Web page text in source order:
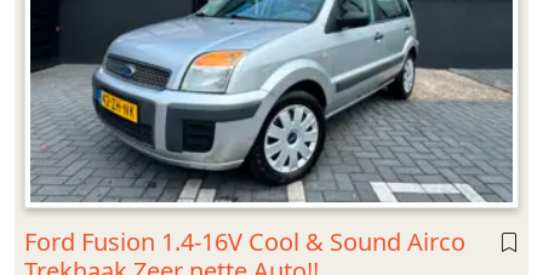
Ford Fusion 1.4-16V Cool & Sound Airco